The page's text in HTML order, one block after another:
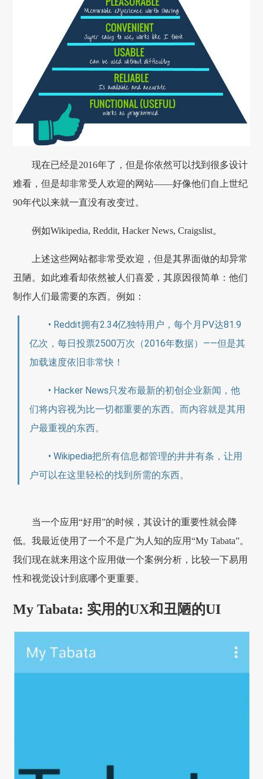
现在已经是2016年了，但是你依然可以找到很多设计
难看，但是却非常受人欢迎的网站——好像他们自上世纪
90年代以来就一直没有改变过。
例如Wikipedia, Reddit, Hacker News, Craigslist。
上述这些网站都非常受欢迎，但是其界面做的却异常
丑陋。如此难看却依然被人们喜爱，其原因很简单：他们
制作人们最需要的东西。例如：
• Reddit拥有2.34亿独特用户，每个月PV达81.9
亿次，每日投票2500万次（2016年数据）——但是其
加载速度依旧非常快！
• Hacker News只发布最新的初创企业新闻，他
们将内容视为比一切都重要的东西。而内容就是其用
户最重视的东西。
• Wikipedia把所有信息都管理的井井有条，让用
户可以在这里轻松的找到所需的东西。
当一个应用“好用”的时候，其设计的重要性就会降
低。我最近使用了一个不是广为人知的应用“My Tabata”。
我们现在就来用这个应用做一个案例分析，比较一下易用
性和视觉设计到底哪个更重要。
My Tabata: 实用的UX和丑陋的UI